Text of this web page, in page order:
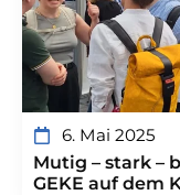
6. Mai 2025
Mutig – stark –
GEKE auf dem